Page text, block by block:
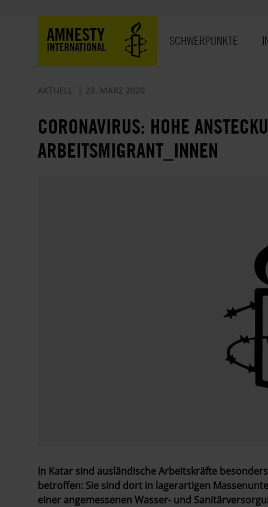
AMNESTY
INTERNATIONAL SCHWERPUNKTE
AKTUELL 23. MÄRZ 2020
CORONAVIRUS: HOHE
ARBEITSMIGRANT_INNEN
In Katar sind ausländische Arbeitskräfte
betroffen: Sie sind dort in lagerartigen
einer angemessenen Wasser- und